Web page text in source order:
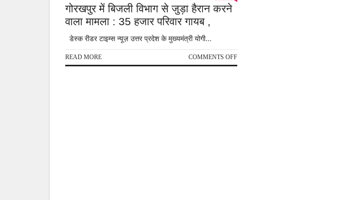
गोरखपुर में बिजली विभाग से जुड़ा हैरान करने
वाला मामला : 35 हजार परिवार गायब ,
डेस्क रीडर टाइम्स न्यूज़ उत्तर प्रदेश के मुख्यमंत्री योगी...
READ MORE COMMENTS OFFON
गोरखपुर